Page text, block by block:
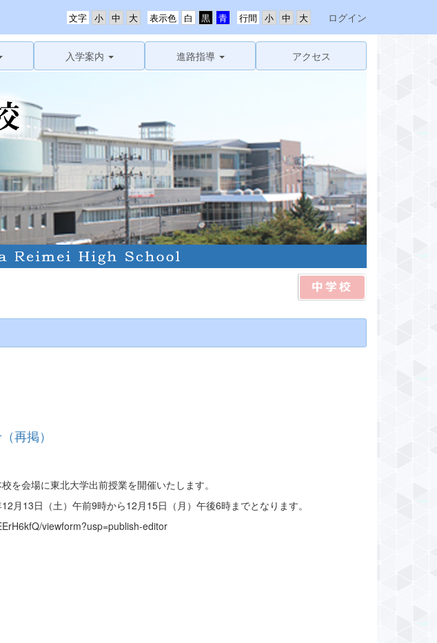
行間
表示色
文字 ログイン
入学案内 進路指導 アクセス
再掲）
を会場に東北大学出前授業を開催いたします。
月13日（土）午前9時から12月15日（月）午後6時までとなります。
viewform?usp=publish-editor